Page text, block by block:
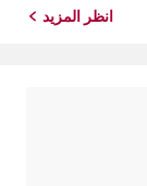
انظر المزيد